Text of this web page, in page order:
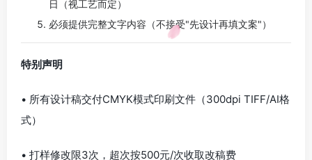
日（视工艺而定）
必须提供完整文字内容（不接受"先设计再填文案"）
特别声明
• 所有设计稿交付CMYK模式印刷文件（300dpi TIFF/AI格
式）
• 打样修改限3次，超次按500元/次收取改稿费